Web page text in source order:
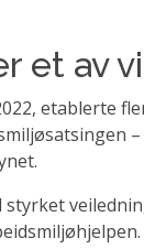
et av
etablerte